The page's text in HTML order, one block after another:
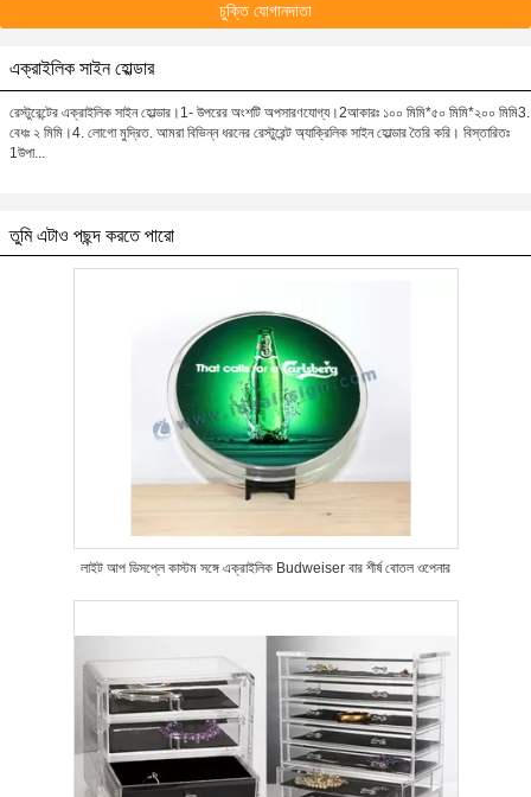
চুক্তি যোগানদাতা
এক্রাইলিক সাইন হোল্ডার
রেস্টুরেন্টের এক্রাইলিক সাইন হোল্ডার।1- উপরের অংশটি অপসারণযোগ্য।2আকারঃ ১০০ মিমি*৫০ মিমি*২০০ মিমি3.
বেধঃ ২ মিমি।4. লোগো মুদ্রিত. আমরা বিভিন্ন ধরনের রেস্টুরেন্ট অ্যাক্রিলিক সাইন হোল্ডার তৈরি করি। বিস্তারিতঃ
1উপা...
তুমি এটাও পছন্দ করতে পারো
লাইট আপ ডিসপ্লে কাস্টম সঙ্গে এক্রাইলিক Budweiser বার শীর্ষ বোতল ওপেনার